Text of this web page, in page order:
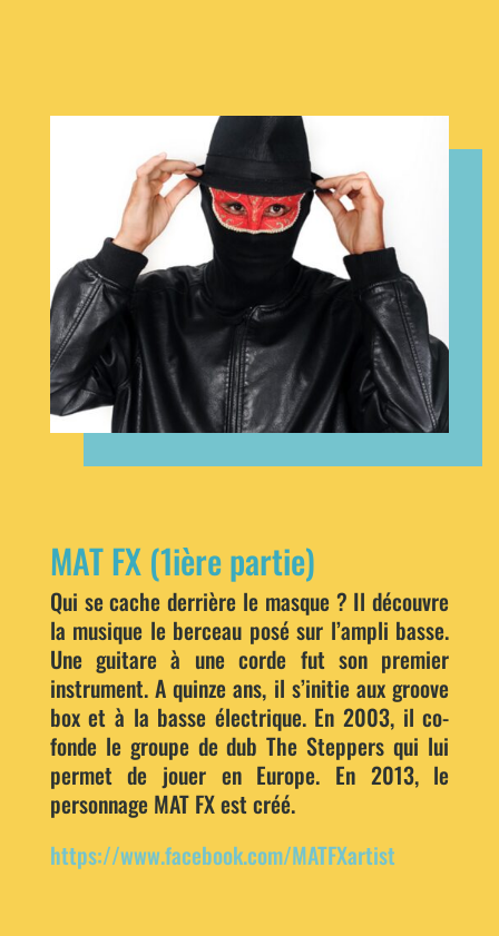
MAT FX (1ière partie)
Qui se cache derrière le masque ? Il découvre
la musique le berceau posé sur l’ampli basse.
Une guitare à une corde fut son premier
instrument. A quinze ans, il s’initie aux groove
box et à la basse électrique. En 2003, il co-
fonde le groupe de dub The Steppers qui lui
permet de jouer en Europe. En 2013, le
personnage MAT FX est créé.
https://www.facebook.com/MATFXartist